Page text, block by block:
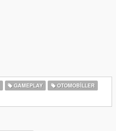
GAMEPLAY
OTOMOBILLER